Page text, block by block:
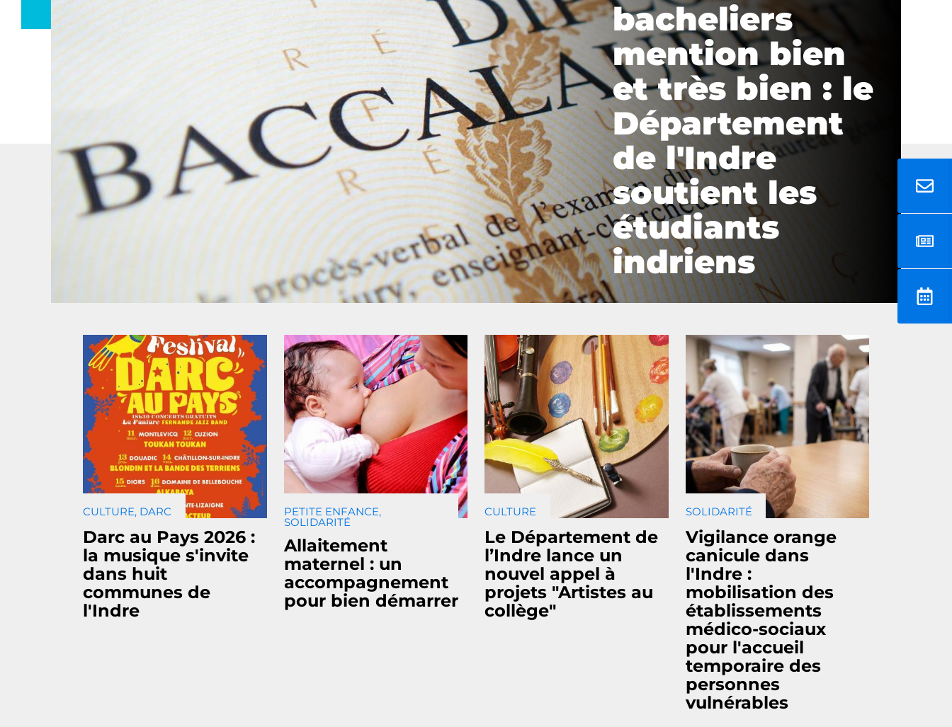
bacheliers
mention bien
et très bien : le
Département
de l'Indre
soutient les
étudiants
indriens
CULTURE, DARC
Darc au Pays 2026 :
la musique s'invite
dans huit
communes de
l'Indre
PETITE ENFANCE,
SOLIDARITÉ
Allaitement
maternel : un
accompagnement
pour bien démarrer
CULTURE
Le Département de
l’Indre lance un
nouvel appel à
projets "Artistes au
collège"
SOLIDARITÉ
Vigilance orange
canicule dans
l'Indre :
mobilisation des
établissements
médico-sociaux
pour l'accueil
temporaire des
personnes
vulnérables